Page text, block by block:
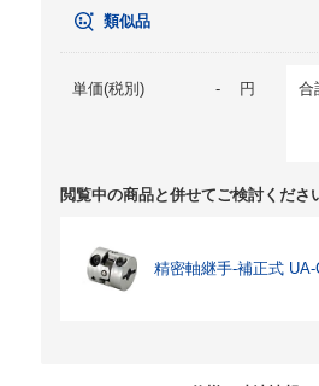
類似品
単価(税別) - 円 合
閲覧中の商品と併せてご検討くださ
精密軸継手-補正式